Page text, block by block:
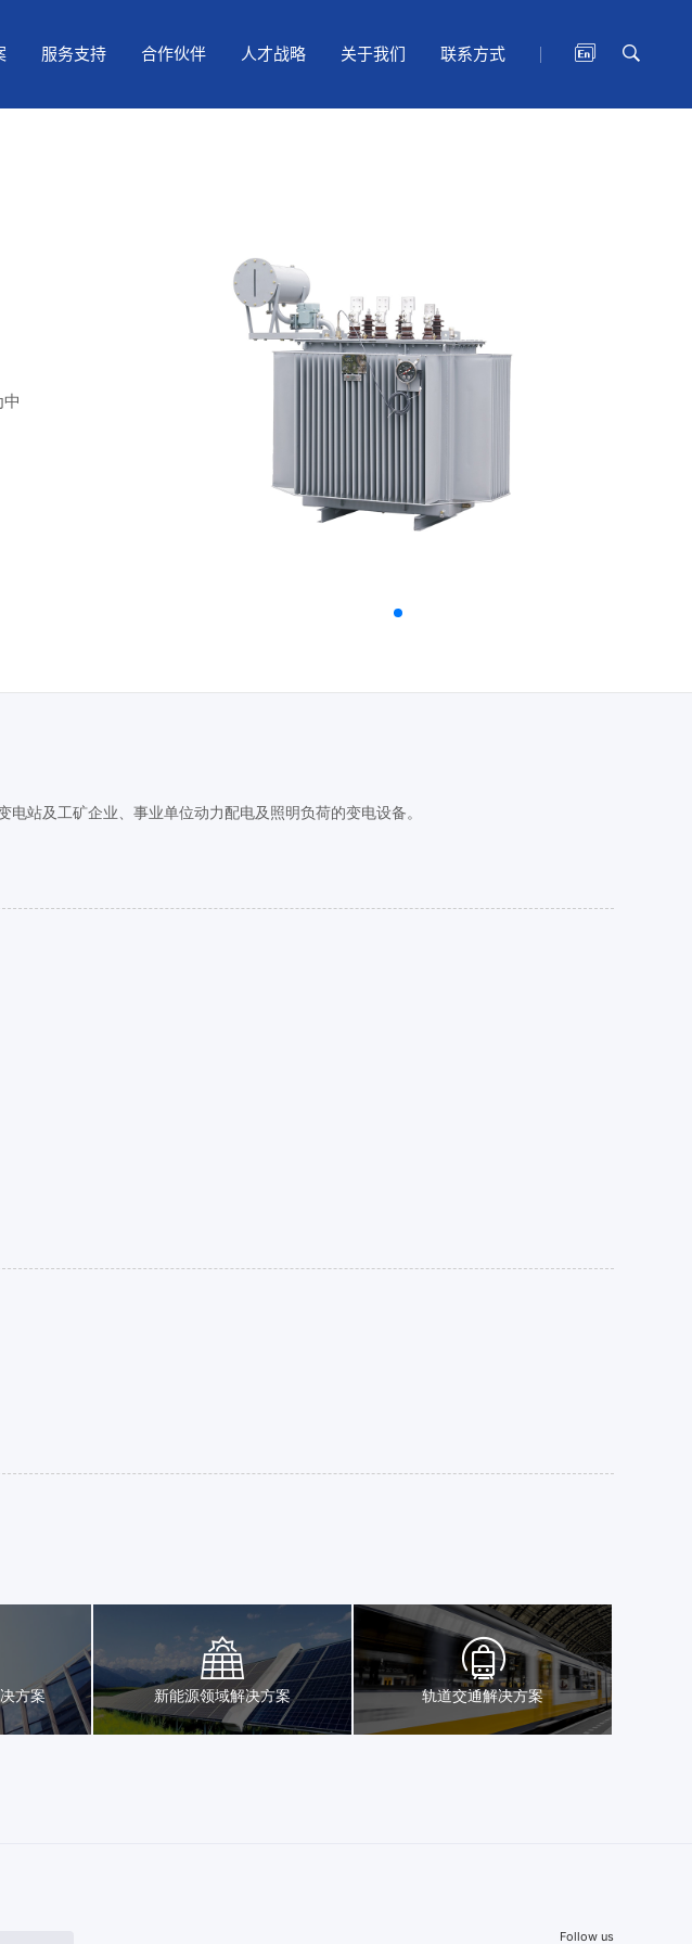
服务支持 合作伙伴 人才战略 关于我们 联系方式
电站及工矿企业、事业单位动力配电及照明负荷的变电设备。
方案 新能源领域解决方案 轨道交通解决方案
Follow us